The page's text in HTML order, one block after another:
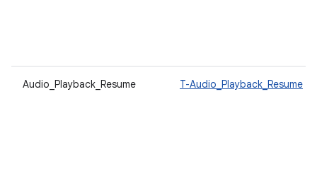
Audio_Playback_Resume T-Audio_Playback_Resume